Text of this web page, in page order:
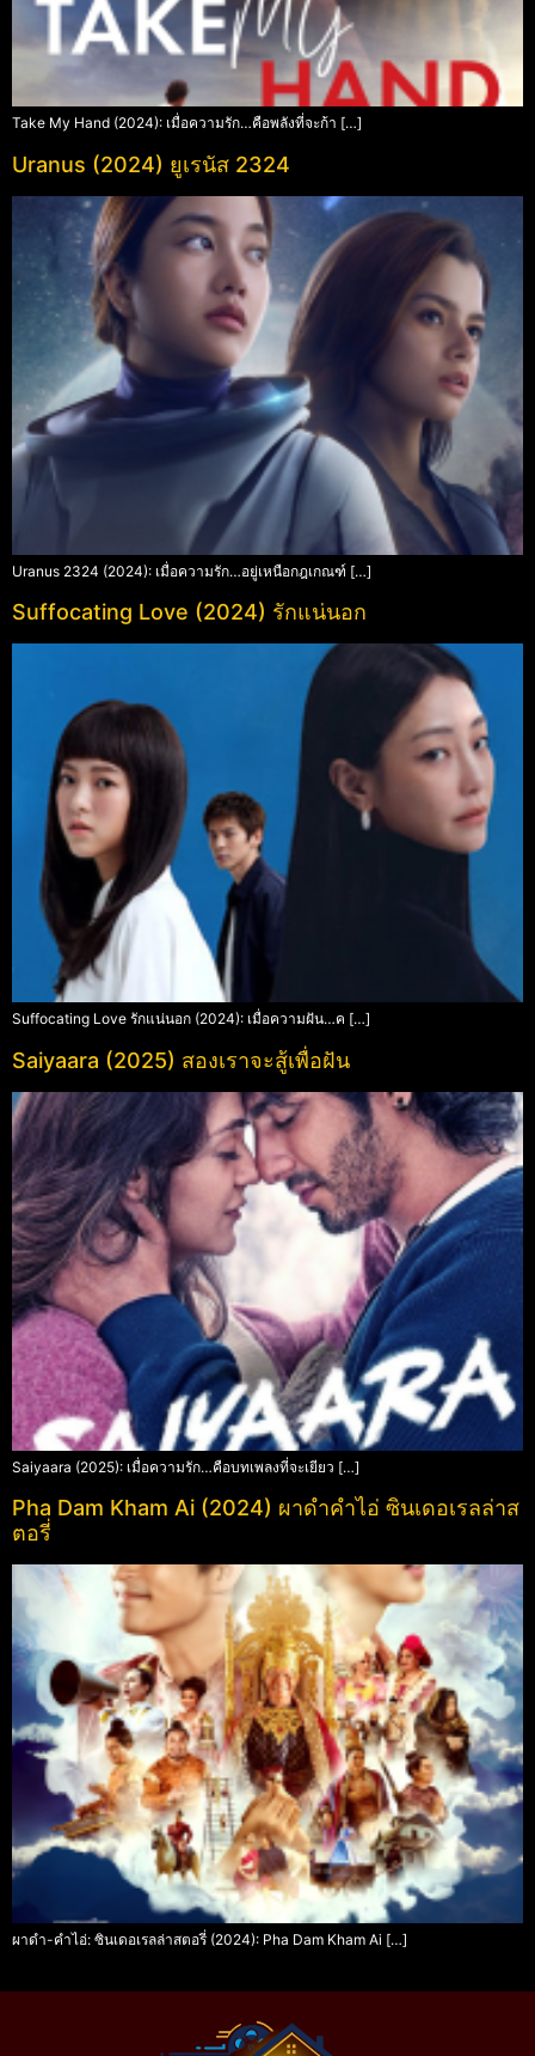
Take My Hand (2024): เมื่อความรัก…คือพลังที่จะก้า […]
Uranus (2024) ยูเรนัส 2324
Uranus 2324 (2024): เมื่อความรัก…อยู่เหนือกฎเกณฑ์ […]
Suffocating Love (2024) รักแน่นอก
Suffocating Love รักแน่นอก (2024): เมื่อความฝัน…ค […]
Saiyaara (2025) สองเราจะสู้เพื่อฝัน
Saiyaara (2025): เมื่อความรัก…คือบทเพลงที่จะเยียว […]
Pha Dam Kham Ai (2024) ผาดำคำไอ่ ซินเดอเรลล่าส
ตอรี่
ผาดำ-คำไอ่: ซินเดอเรลล่าสตอรี่ (2024): Pha Dam Kham Ai […]